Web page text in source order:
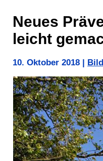
Neues
leicht
10. Oktober 2018